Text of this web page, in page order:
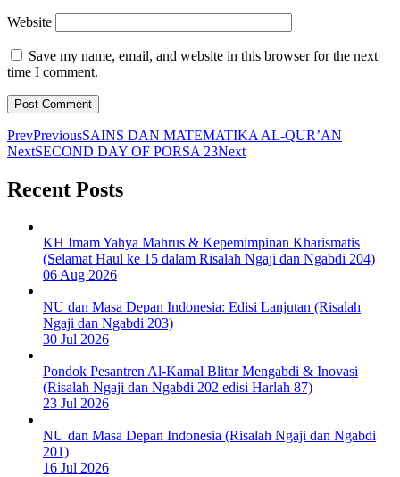
Website
Save my name, email, and website in this browser for the next
time I comment.
PrevPreviousSAINS DAN MATEMATIKA AL-QUR’AN
NextSECOND DAY OF PORSA 23Next
Recent Posts
KH Imam Yahya Mahrus & Kepemimpinan Kharismatis
(Selamat Haul ke 15 dalam Risalah Ngaji dan Ngabdi 204)
06 Aug 2026
NU dan Masa Depan Indonesia: Edisi Lanjutan (Risalah
Ngaji dan Ngabdi 203)
30 Jul 2026
Pondok Pesantren Al-Kamal Blitar Mengabdi & Inovasi
(Risalah Ngaji dan Ngabdi 202 edisi Harlah 87)
23 Jul 2026
NU dan Masa Depan Indonesia (Risalah Ngaji dan Ngabdi
201)
16 Jul 2026